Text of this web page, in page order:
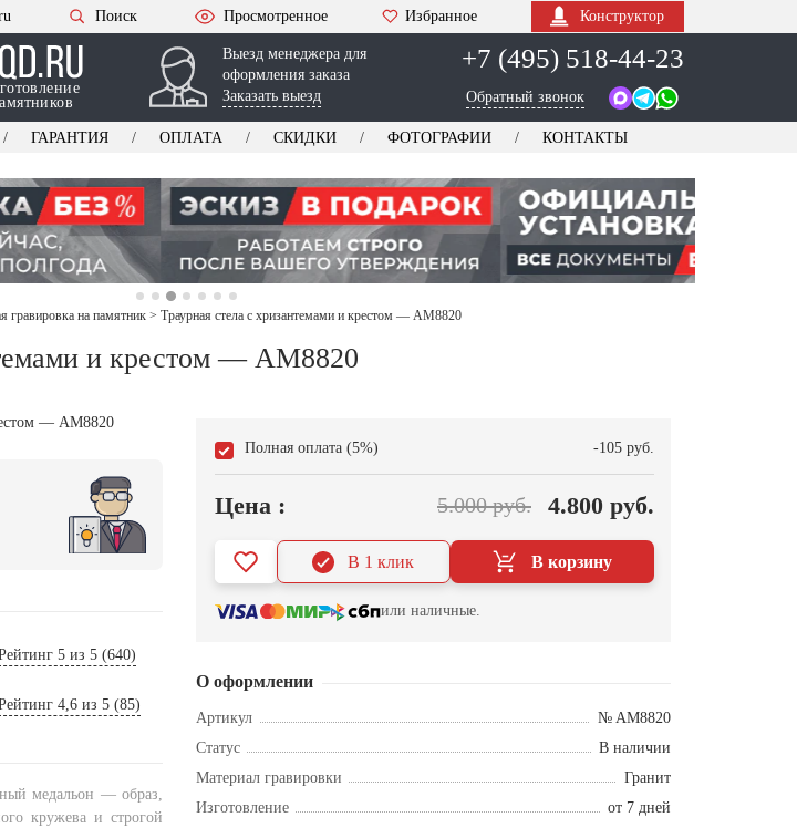
Поиск Просмотренное Избранное Конструктор
Выезд менеджера для
оформления заказа
Заказать выезд
+7 (495) 518-44-23
Обратный звонок
ГАРАНТИЯ ОПЛАТА СКИДКИ ФОТОГРАФИИ КОНТАКТЫ
гравировка на памятник > Траурная стела с хризантемами и крестом — AM8820
и крестом — AM8820
5 из 5 (640)
4,6 из 5 (85)
медальон — образ,
кружева и строгой
Полная оплата (5%) -105 руб.
Цена : 5.000 руб. 4.800 руб.
В корзину
В 1 клик
или наличные.
О оформлении
Артикул
№ AM8820
Статус
В наличии
Материал гравировки
Гранит
Изготовление
от 7 дней